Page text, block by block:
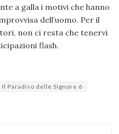
a galla i motivi che hanno
dell’uomo. Per il
non ci resta che tenervi
flash.
Il Paradiso delle Signore 6